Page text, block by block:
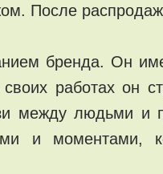
После
бренда. Он
работах он
между людьми и
и моментами,